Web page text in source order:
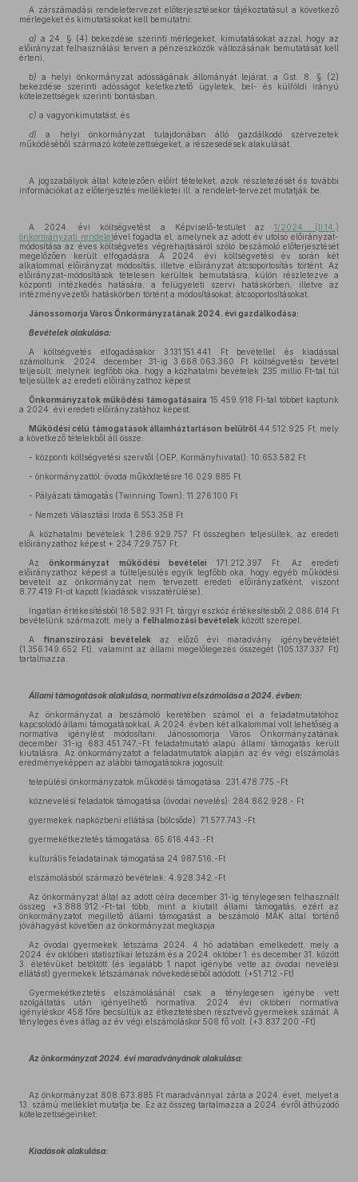
A zárszámadási rendelettervezet előterjesztésekor tájékoztatásul a következő
mérlegeket és kimutatásokat kell bemutatni:
a) a 24. § (4) bekezdése szerinti mérlegeket, kimutatásokat azzal, hogy az
előirányzat felhasználási terven a pénzeszközök változásának bemutatását kell
érteni,
b)a helyi önkormányzat adósságának állományát lejárat, a Gst. 8. § (2)
bekezdése szerinti adósságot keletkeztető ügyletek, bel- és külföldi irányú
kötelezettségek szerinti bontásban,
c) a vagyonkimutatást, és
d)a helyi önkormányzat tulajdonában álló gazdálkodó szervezetek
működéséből származó kötelezettségeket, a részesedések alakulását.
A jogszabályok által kötelezően előírt tételeket, azok részletezését és további
információkat az előterjesztés mellékletei ill. a rendelet-tervezet mutatják be.
A 2024. évi költségvetést a Képviselő-testület az 1/2024. (II.14.)
önkormányzati rendeletével fogadta el, amelynek az adott év utolsó előirányzat-
módosítása az éves költségvetés végrehajtásáról szóló beszámoló előterjesztését
megelőzően került elfogadásra. A 2024. évi költségvetési év során két
alkalommal előirányzat módosítás, illetve előirányzat átcsoportosítás történt. Az
előirányzat-módosítások tételesen kerültek bemutatásra, külön részletezve a
központi intézkedés hatására, a felügyeleti szervi hatáskörben, illetve az
intézményvezetői hatáskörben történt a módosításokat, átcsoportosításokat.
Jánossomorja Város Önkormányzatának 2024. évi gazdálkodása:
Bevételek alakulása:
A költségvetés elfogadásakor 3.131.151.441 Ft bevétellel és kiadással
számoltunk. 2024. december 31-ig 3.668.063.360 Ft költségvetési bevétel
teljesült, melynek legfőbb oka, hogy a közhatalmi bevételek 235 millió Ft-tal túl
teljesültek az eredeti előirányzathoz képest
Önkormányzatok működési támogatásaira 15.459.918 Ft-tal többet kaptunk
a 2024. évi eredeti előirányzatához képest.
Működési célú támogatások államháztartáson belülről44.512.925 Ft, mely
a következő tételekből áll össze:
- központi költségvetési szervtől (OEP, Kormányhivatal): 10.653.582 Ft
- önkormányzattól: óvoda működtetésre 16.029.885 Ft
- Pályázati támogatás (Twinning Town): 11.276.100 Ft
- Nemzeti Választási Iroda 6.553.358 Ft
A közhatalmi bevételek 1.286.929.757 Ft összegben teljesültek, az eredeti
előirányzathoz képest + 234.729.757 Ft.
Azönkormányzat működési bevételei 171.212.397 Ft. Az eredeti
előirányzathoz képest a túlteljesülés egyik legfőbb oka, hogy egyéb működési
bevételt az önkormányzat nem tervezett eredeti előirányzatként, viszont
8.77.419 Ft-ot kapott (kiadások visszatérülése).
Ingatlan értékesítésből 18.582.931 Ft, tárgyi eszköz értékesítésből 2.086.614 Ft
bevételünk származott, mely a felhalmozási bevételek között szerepel.
A
finanszírozási bevételek az előző évi maradvány igénybevételét
(1.356.149.652 Ft), valamint az állami megelőlegezés összegét (105.137.337 Ft)
tartalmazza.
Állami támogatások alakulása, normatíva elszámolása a 2024. évben:
Az önkormányzat a beszámoló keretében számol el a feladatmutatóhoz
kapcsolódó állami támogatásokkal. A 2024. évben két alkalommal volt lehetőség a
normatíva igénylést módosítani. Jánossomorja Város Önkormányzatának
december 31-ig 683.451.747,-Ft feladatmutató alapú állami támogatás került
kiutalásra. Az önkormányzatot a feladatmutatók alapján az év végi elszámolás
eredményeképpen az alábbi támogatásokra jogosult:
települési önkormányzatok működési támogatása: 231.478.775.-Ft
köznevelési feladatok támogatása (óvodai nevelés): 284.862.928.- Ft
gyermekek napközbeni ellátása (bölcsőde): 71.577.743.-Ft
gyermekétkeztetés támogatása: 65.616.443.-Ft
kulturális feladatainak támogatása 24.987.516.-Ft
elszámolásból származó bevételek: 4.928.342.-Ft
Az önkormányzat által az adott célra december 31-ig ténylegesen felhasznált
összeg +3.888.912.-Ft-tal több, mint a kiutalt állami támogatás, ezért az
önkormányzatot megillető állami támogatást a beszámoló MÁK által történő
jóváhagyást követően az önkormányzat megkapja.
Az óvodai gyermekek létszáma 2024. 4 hó adatában emelkedett, mely a
2024. év októberi statisztikai létszám és a 2024. október 1. és december 31. között
3. életévüket betöltött (és legalább 1 napot igénybe vette az óvodai nevelési
ellátást) gyermekek létszámának növekedéséből adódott. (+51.712.-Ft)
Gyermekétkeztetés elszámolásánál csak a ténylegesen igénybe vett
szolgáltatás után igényelhető normatíva. 2024. évi októberi normatíva
igényléskor 458 főre becsültük az étkeztetésben résztvevő gyermekek számát. A
tényleges éves átlag az év végi elszámoláskor 508 fő volt. (+3.837.200.-Ft)
Az önkormányzat 2024. évi maradványának alakulása:
Az önkormányzat 808.673.885 Ft maradvánnyal zárta a 2024. évet, melyet a
13. számú melléklet mutatja be. Ez az összeg tartalmazza a 2024. évről áthúzódó
kötelezettségeinket:
Kiadások alakulása: